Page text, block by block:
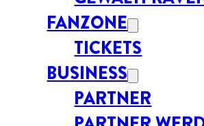
FANZONE
TICKETS
BUSINESS
PARTNER